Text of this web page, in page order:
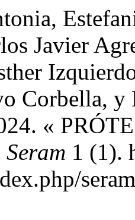
Javier
Corbella, y
«
Seram 1 (1).